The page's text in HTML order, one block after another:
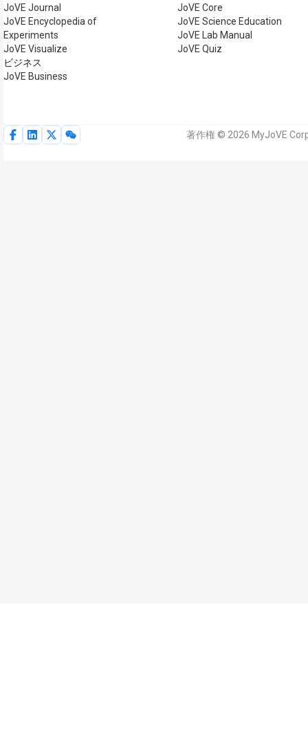
JoVE Journal
JoVE Encyclopedia of
Experiments
JoVE Visualize
ビジネス
JoVE Business
JoVE Core
JoVE Science Education
JoVE Lab Manual
JoVE Quiz
著作権 © 2026 MyJoVE